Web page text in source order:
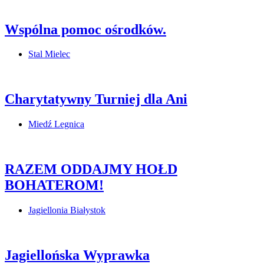
Wspólna pomoc ośrodków.
Stal Mielec
Charytatywny Turniej dla Ani
Miedź Legnica
RAZEM ODDAJMY HOŁD
BOHATEROM!
Jagiellonia Białystok
Jagiellońska Wyprawka